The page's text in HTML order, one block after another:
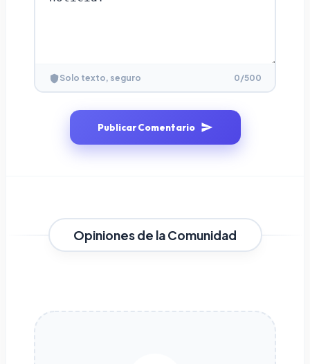
Solo texto, seguro 0/500
Publicar Comentario
Opiniones de la Comunidad